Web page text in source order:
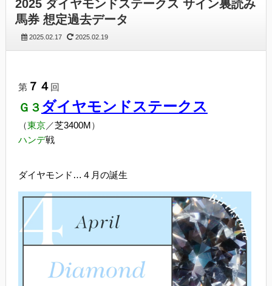
2025 ダイヤモンドステークス サイン裏読み
馬券 想定過去データ
2025.02.17 2025.02.19
第７４ 回
Ｇ３ ダイヤモンドステークス
（東京／芝3400M）
ハンデ戦
ダイヤモンド…４月の誕生